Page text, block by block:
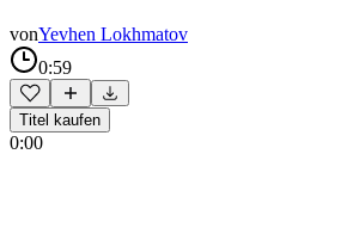
vonYevhen Lokhmatov
0:59
Titel kaufen
0:00